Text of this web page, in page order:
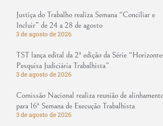
Justiça do Trabalho realiza Semana “Conciliar e
Incluir” de 24 a 28 de agosto
3 de agosto de 2026
TST lança edital da 2ª edição da Série
Pesquisa Judiciária Trabalhista”
3 de agosto de 2026
Comissão Nacional realiza reunião de
para 16ª Semana de Execução Trabalhista
3 de agosto de 2026